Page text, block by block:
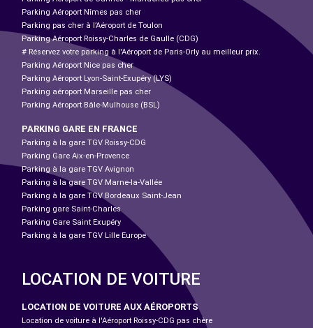
Parking Aéroport Nîmes pas cher
Parking pas cher à l’Aéroport de Toulon
Parking Aéroport Roissy-Charles de Gaulle (CDG)
# Réservez votre parking à l'Aéroport de Paris-Orly au meilleur prix.
Parking Aéroport Nice pas cher
Parking Aéroport Lyon-Saint-Exupéry (LYS)
Parking aéroport Marseille pas cher
Parking Aéroport Bâle-Mulhouse (BSL)
PARKING GARE EN FRANCE
Parking à la gare TGV Roissy-CDG
Parking Gare Aix-en-Provence
Parking à la gare TGV Avignon
Parking à la gare TGV Marne-la-Vallée
Parking à la gare TGV Bordeaux Saint-Jean
Parking gare Saint-Charles
Parking Gare Saint Exupéry
Parking à la gare TGV Lille Europe
LOCATION DE VOITURE
LOCATION DE VOITURE AUX AÉROPORTS
Location de voiture à l'Aéroport Roissy-CDG pas chère